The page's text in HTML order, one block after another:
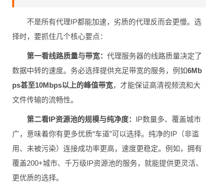
不是所有代理IP都能加速，劣质的代理反而会更慢。选
择时，要抓住几个核心要点：
第一看线路质量与带宽： 代理服务器的线路质量决定了
数据中转的速度。务必选择提供充足带宽的服务，例如6Mb
ps甚至10Mbps以上的峰值带宽，才能保证高清视频流和大
文件传输的流畅性。
第二看IP资源池的规模与纯净度： IP数量多、覆盖城市
广，意味着你有更多优质“车道”可以选择。纯净的IP（非滥
用、未被污染）连接成功率更高，速度更稳定。例如，拥有
覆盖200+城市、千万级IP资源池的服务，就能提供更灵活、
更优质的选择。